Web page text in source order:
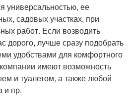
универсальностью, ее
садовых участках, при
работ. Если возводить
дорого, лучше сразу подобрать
удобствами для комфортного
имеют возможность
и туалетом, а также любой
и пр.